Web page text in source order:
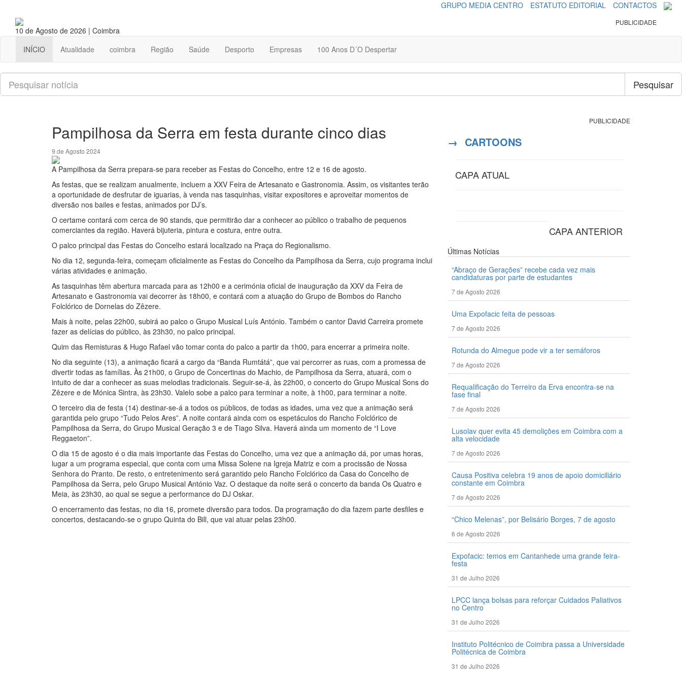
GRUPO MEDIA CENTRO ESTATUTO EDITORIAL CONTACTOS
10 de Agosto de 2026 | Coimbra
PUBLICIDADE
INÍCIO Atualidade coimbra Região Saúde Desporto Empresas 100 Anos D´O Despertar
Pesquisar
Pesquisar
Pampilhosa da Serra em festa durante cinco dias
9 de Agosto 2024
A Pampilhosa da Serra prepara-se para receber as Festas do Concelho, entre 12 e 16 de agosto.
As festas, que se realizam anualmente, incluem a XXV Feira de Artesanato e Gastronomia. Assim, os visitantes terão
a oportunidade de desfrutar de iguarias, à venda nas tasquinhas, visitar expositores e aproveitar momentos de
diversão nos bailes e festas, animados por DJ’s.
O certame contará com cerca de 90 stands, que permitirão dar a conhecer ao público o trabalho de pequenos
comerciantes da região. Haverá bijuteria, pintura e costura, entre outra.
O palco principal das Festas do Concelho estará localizado na Praça do Regionalismo.
No dia 12, segunda-feira, começam oficialmente as Festas do Concelho da Pampilhosa da Serra, cujo programa inclui
várias atividades e animação.
As tasquinhas têm abertura marcada para as 12h00 e a cerimónia oficial de inauguração da XXV da Feira de
Artesanato e Gastronomia vai decorrer às 18h00, e contará com a atuação do Grupo de Bombos do Rancho
Folclórico de Dornelas do Zêzere.
Mais à noite, pelas 22h00, subirá ao palco o Grupo Musical Luís António. Também o cantor David Carreira promete
fazer as delícias do público, às 23h30, no palco principal.
Quim das Remisturas & Hugo Rafael vão tomar conta do palco a partir da 1h00, para encerrar a primeira noite.
No dia seguinte (13), a animação ficará a cargo da “Banda Rumtátá”, que vai percorrer as ruas, com a promessa de
divertir todas as famílias. Às 21h00, o Grupo de Concertinas do Machio, de Pampilhosa da Serra, atuará, com o
intuito de dar a conhecer as suas melodias tradicionais. Seguir-se-á, às 22h00, o concerto do Grupo Musical Sons do
Zêzere e de Mónica Sintra, às 23h30. Valelo sobe a palco para terminar a noite, à 1h00, para terminar a noite.
O terceiro dia de festa (14) destinar-se-á a todos os públicos, de todas as idades, uma vez que a animação será
garantida pelo grupo “Tudo Pelos Ares”. A noite contará ainda com os espetáculos do Rancho Folclórico de
Pampilhosa da Serra, do Grupo Musical Geração 3 e de Tiago Silva. Haverá ainda um momento de “I Love
Reggaeton”.
O dia 15 de agosto é o dia mais importante das Festas do Concelho, uma vez que a animação dá, por umas horas,
lugar a um programa especial, que conta com uma Missa Solene na Igreja Matriz e com a procissão de Nossa
Senhora do Pranto. De resto, o entretenimento será garantido pelo Rancho Folclórico da Casa do Concelho de
Pampilhosa da Serra, pelo Grupo Musical António Vaz. O destaque da noite será o concerto da banda Os Quatro e
Meia, às 23h30, ao qual se segue a performance do DJ Oskar.
O encerramento das festas, no dia 16, promete diversão para todos. Da programação do dia fazem parte desfiles e
concertos, destacando-se o grupo Quinta do Bill, que vai atuar pelas 23h00.
PUBLICIDADE
→ CARTOONS
CAPA ATUAL
CAPA ANTERIOR
Últimas Notícias
“Abraço de Gerações” recebe cada vez mais
candidaturas por parte de estudantes
7 de Agosto 2026
Uma Expofacic feita de pessoas
7 de Agosto 2026
Rotunda do Almegue pode vir a ter semáforos
7 de Agosto 2026
Requalificação do Terreiro da Erva encontra-se na
fase final
7 de Agosto 2026
Lusolav quer evita 45 demolições em Coimbra com a
alta velocidade
7 de Agosto 2026
Causa Positiva celebra 19 anos de apoio domiciliário
constante em Coimbra
7 de Agosto 2026
“Chico Melenas”, por Belisário Borges, 7 de agosto
6 de Agosto 2026
Expofacic: temos em Cantanhede uma grande feira-
festa
31 de Julho 2026
LPCC lança bolsas para reforçar Cuidados Paliativos
no Centro
31 de Julho 2026
Instituto Politécnico de Coimbra passa a Universidade
Politécnica de Coimbra
31 de Julho 2026